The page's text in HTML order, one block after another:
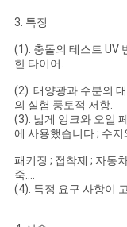
3. 특징
(1). 충돌의 테스트 UV
한 타이어.
(2). 태양광과 수분의
의 실험 풍토적 저항.
(3). 넓게 잉크와 오일
에 사용했습니다 ; 수지
패키징 ; 접착제 ; 자동
죽....
(4). 특정 요구 사항이